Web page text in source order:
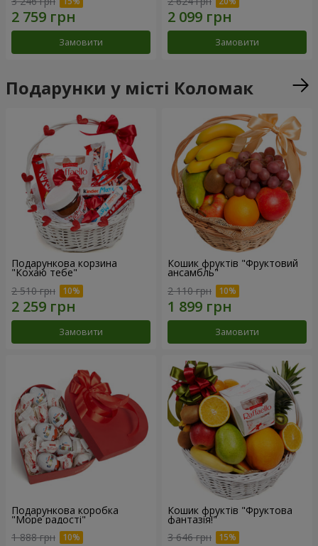
Замовити Замовити
Подарунки у місті Коломак
Подарункова корзина
"Кохаю тебе"
2 510 грн
Замовити
Кошик фруктів "Фруктовий
ансамбль"
2 110 грн
Замовити
Подарункова коробка
"Море радості"
1 888 грн
Кошик фруктів "Фруктова
фантазія!"
3 646 грн